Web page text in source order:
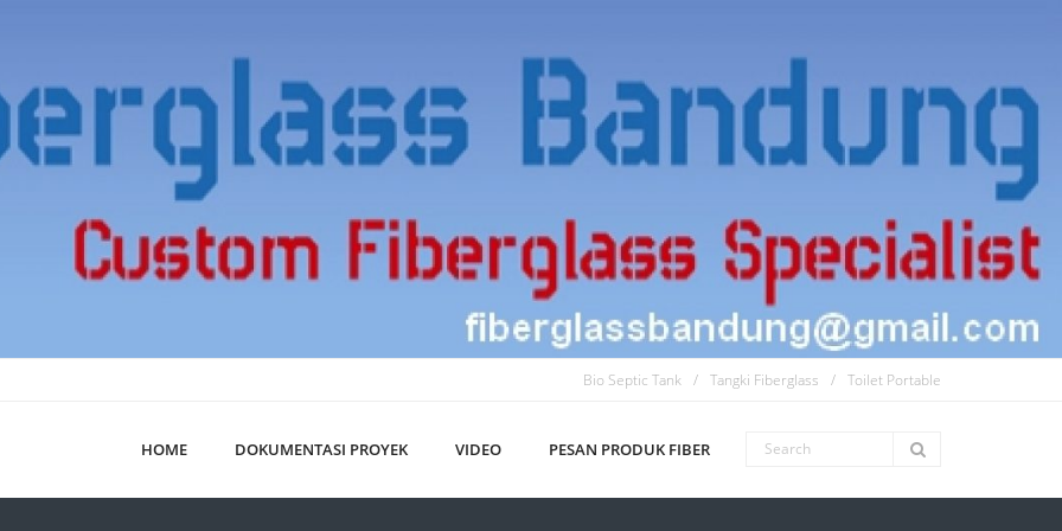
Bio Septic Tank Tangki Fiberglass Toilet Portable
HOME DOKUMENTASI PROYEK VIDEO PESAN PRODUK FIBER